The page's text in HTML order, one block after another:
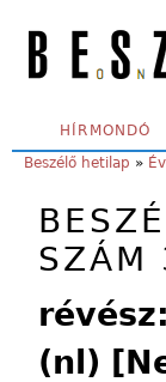
SECONDARY
HÍRMONDÓ
YOU ARE HERE:
Beszélő hetilap »
SZÁM
révész:
(nl)